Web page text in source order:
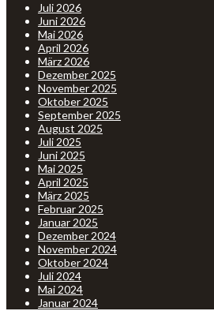
Juli 2026
Juni 2026
Mai 2026
April 2026
März 2026
Dezember 2025
November 2025
Oktober 2025
September 2025
August 2025
Juli 2025
Juni 2025
Mai 2025
April 2025
März 2025
Februar 2025
Januar 2025
Dezember 2024
November 2024
Oktober 2024
Juli 2024
Mai 2024
Januar 2024